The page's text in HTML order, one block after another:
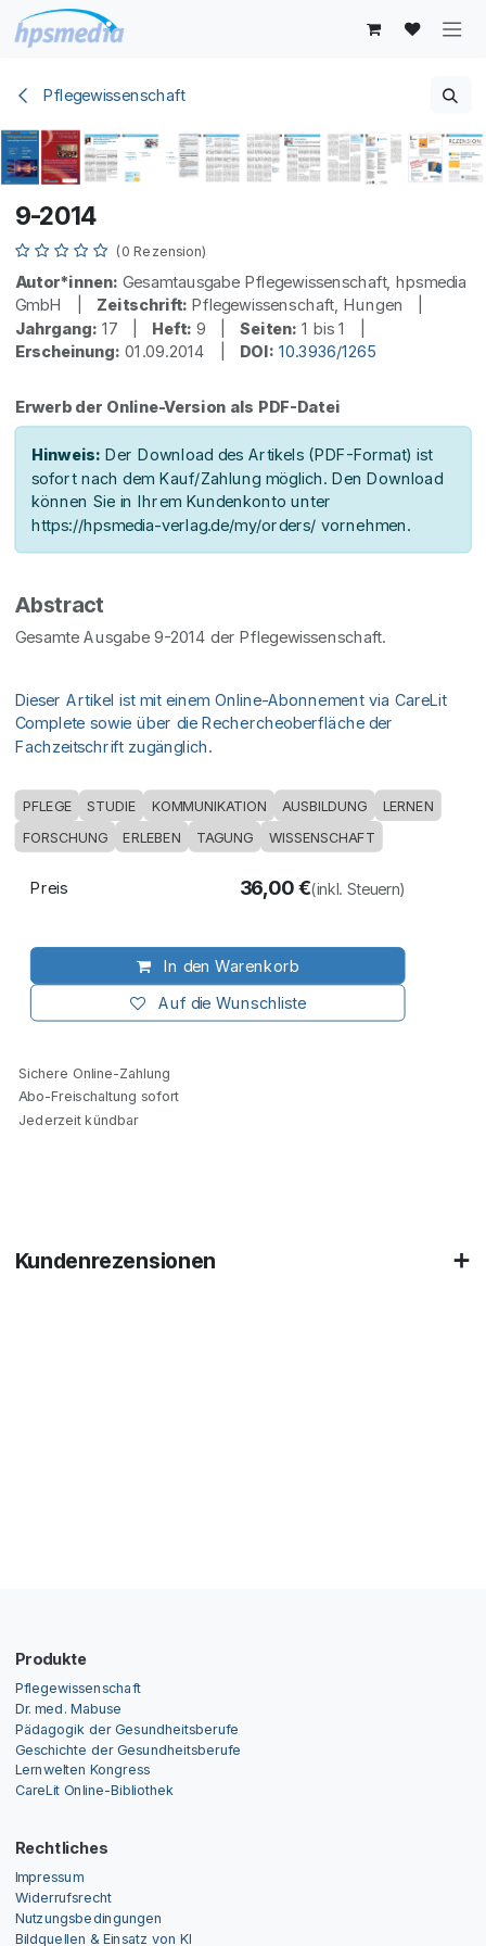
Zum Inhalt springen
Pflegewissenschaft
9-2014
(0 Rezension)
Autor*innen: Gesamtausgabe Pflegewissenschaft, hpsmedia
GmbH | Zeitschrift: Pflegewissenschaft, Hungen |
Jahrgang: 17 | Heft: 9 |Seiten: 1 bis 1 |
Erscheinung: 01.09.2014 | DOI: 10.3936/1265
Erwerb der Online-Version als PDF-Datei
Hinweis: Der Download des Artikels (PDF-Format) ist
sofort nach dem Kauf/Zahlung möglich. Den Download
können Sie in Ihrem Kundenkonto unter
https://hpsmedia-verlag.de/my/orders/ vornehmen.
Abstract
Gesamte Ausgabe 9-2014 der Pflegewissenschaft.
Dieser Artikel ist mit einem Online-Abonnement via CareLit
Complete sowie über die Rechercheoberfläche der
Fachzeitschrift zugänglich.
PFLEGE STUDIE KOMMUNIKATION AUSBILDUNG LERNEN
FORSCHUNG ERLEBEN TAGUNG WISSENSCHAFT
In den Warenkorb
Auf die Wunschliste
Preis 36,00€(inkl. Steuern)
Sichere Online-Zahlung
Abo-Freischaltung sofort
Jederzeit kündbar
Kundenrezensionen
Produkte
Pflegewissenschaft
Dr. med. Mabuse
Pädagogik der Gesundheitsberufe
Geschichte der Gesundheitsberufe
Lernwelten Kongress
CareLit Online-Bibliothek
Rechtliches
Impressum
Widerrufsrecht
Nutzungsbedingungen
Bildquellen & Einsatz von KI